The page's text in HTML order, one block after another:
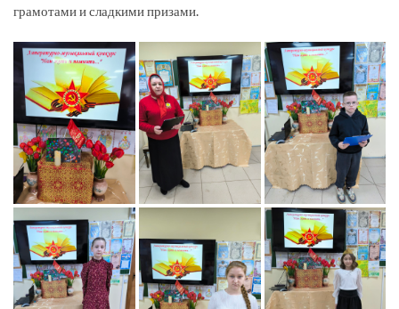
грамотами и сладкими призами.